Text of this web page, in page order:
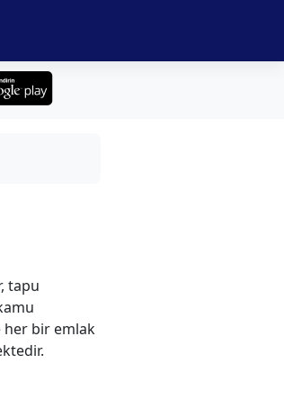
tapu
her bir emlak